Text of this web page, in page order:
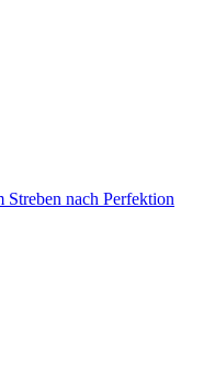
Streben nach Perfektion